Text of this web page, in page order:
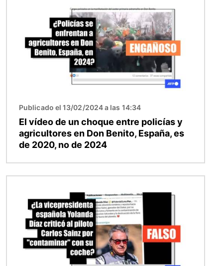
Publicado el 13/02/2024 a las 14:34
El vídeo de un choque entre policías y
agricultores en Don Benito, España, es
de 2020, no de 2024